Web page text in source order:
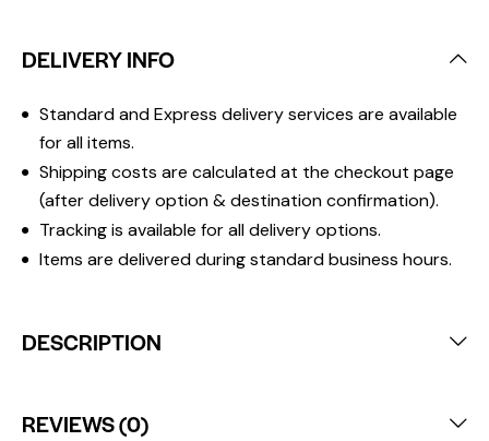
DELIVERY INFO
Standard and Express delivery services are available
for all items.
Shipping costs are calculated at the checkout page
(after delivery option & destination confirmation).
Tracking is available for all delivery options.
Items are delivered during standard business hours.
DESCRIPTION
REVIEWS (0)